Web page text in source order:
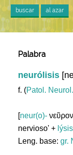
buscar al azar
Palabra
neurólisis
f. (Patol.
[neur(o)-
nervioso' + lýsis
Leng. base:gr.